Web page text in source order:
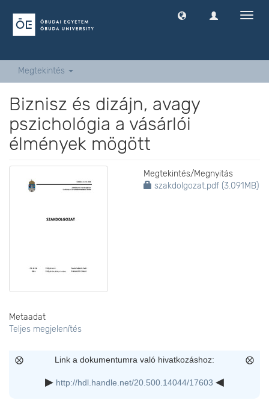
Megtekintés
Biznisz és dizájn, avagy
pszichológia a vásárlói
élmények mögött
Megtekintés/Megnyitás
szakdolgozat.pdf (3.091MB)
Metaadat
Teljes megjelenítés
Link a dokumentumra való hivatkozáshoz:
http://hdl.handle.net/20.500.14044/17603